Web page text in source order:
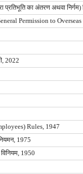
प्रतिभूति का अंतरण अथवा
Permission to
2022
Rules, 1947
1975
विनियम, 1950